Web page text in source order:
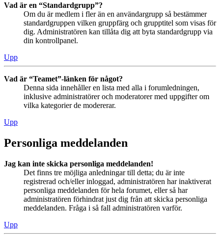
Vad är en “Standardgrupp”?
Om du är medlem i fler än en användargrupp så bestämmer
standardgruppen vilken gruppfärg och grupptitel som visas för
dig. Administratören kan tillåta dig att byta standardgrupp via
din kontrollpanel.
Upp
Vad är “Teamet”-länken för något?
Denna sida innehåller en lista med alla i forumledningen,
inklusive administratörer och moderatorer med uppgifter om
vilka kategorier de modererar.
Upp
Personliga meddelanden
Jag kan inte skicka personliga meddelanden!
Det finns tre möjliga anledningar till detta; du är inte
registrerad och/eller inloggad, administratören har inaktiverat
personliga meddelanden för hela forumet, eller så har
administratören förhindrat just dig från att skicka personliga
meddelanden. Fråga i så fall administratören varför.
Upp